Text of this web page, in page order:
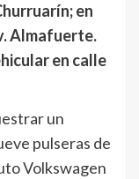
en
Almafuerte.
en calle
un
pulseras de
Volkswagen